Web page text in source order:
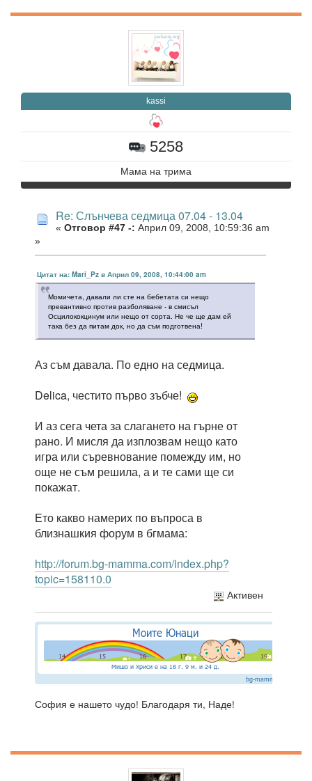
kassi
5258
Мама на трима
Re: Слънчева седмица 07.04 - 13.04
« Отговор #47 -: Април 09, 2008, 10:59:36 am
»
Цитат на: Mari_Pz в Април 09, 2008, 10:44:00 am
Момичета, давали ли сте на бебетата си нещо
превантивно против разболяване - в смисъл
Осцилококцинум или нещо от сорта. Не че ще дам ей
така без да питам док, но да съм подготвена!
Аз съм давала. По едно на седмица.
Delica, честито първо зъбче!
И аз сега чета за слагането на гърне от
рано. И мисля да изплозвам нещо като
игра или съревнование помежду им, но
още не съм решила, а и те сами ще си
покажат.
Ето какво намерих по въпроса в
близнашкия форум в бгмама:
http://forum.bg-mamma.com/index.php?
topic=158110.0
Активен
София е нашето чудо! Благодаря ти, Наде!